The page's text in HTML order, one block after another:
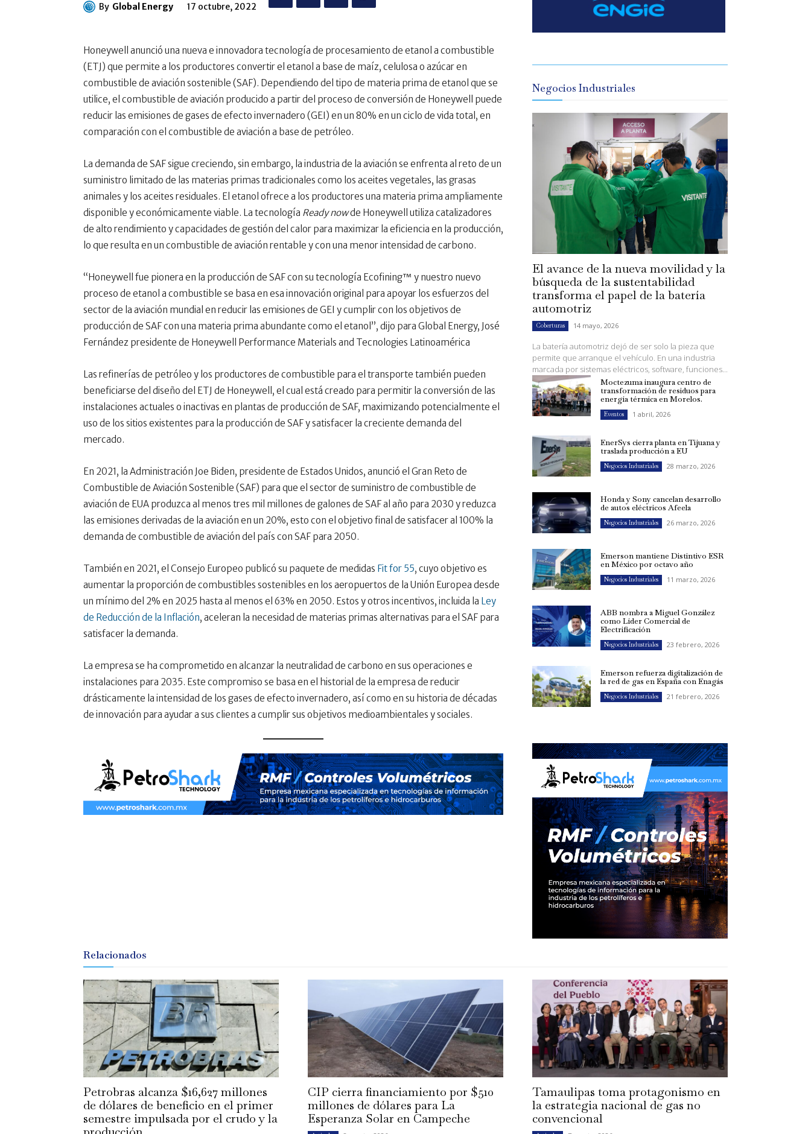
By Global Energy 17 octubre, 2022
Honeywell anunció una nueva e innovadora tecnología de procesamiento de etanol a combustible
(ETJ) que permite a los productores convertir el etanol a base de maíz, celulosa o azúcar en
combustible de aviación sostenible (SAF). Dependiendo del tipo de materia prima de etanol que se
utilice, el combustible de aviación producido a partir del proceso de conversión de Honeywell puede
reducir las emisiones de gases de efecto invernadero (GEI) en un 80% en un ciclo de vida total, en
comparación con el combustible de aviación a base de petróleo.
La demanda de SAF sigue creciendo, sin embargo, la industria de la aviación se enfrenta al reto de un
suministro limitado de las materias primas tradicionales como los aceites vegetales, las grasas
animales y los aceites residuales. El etanol ofrece a los productores una materia prima ampliamente
disponible y económicamente viable. La tecnología Ready nowde Honeywell utiliza catalizadores
de alto rendimiento y capacidades de gestión del calor para maximizar la eficiencia en la producción,
lo que resulta en un combustible de aviación rentable y con una menor intensidad de carbono.
“Honeywell fue pionera en la producción de SAF con su tecnología Ecofining™ y nuestro nuevo
proceso de etanol a combustible se basa en esa innovación original para apoyar los esfuerzos del
sector de la aviación mundial en reducir las emisiones de GEI y cumplir con los objetivos de
producción de SAF con una materia prima abundante como el etanol”, dijo para Global Energy, José
Fernández presidente de Honeywell Performance Materials and Tecnologies Latinoamérica
Las refinerías de petróleo y los productores de combustible para el transporte también pueden
beneficiarse del diseño del ETJ de Honeywell, el cual está creado para permitir la conversión de las
instalaciones actuales o inactivas en plantas de producción de SAF, maximizando potencialmente el
uso de los sitios existentes para la producción de SAF y satisfacer la creciente demanda del
mercado.
En 2021, la Administración Joe Biden, presidente de Estados Unidos, anunció el Gran Reto de
Combustible de Aviación Sostenible (SAF) para que el sector de suministro de combustible de
aviación de EUA produzca al menos tres mil millones de galones de SAF al año para 2030 y reduzca
las emisiones derivadas de la aviación en un 20%, esto con el objetivo final de satisfacer al 100% la
demanda de combustible de aviación del país con SAF para 2050.
También en 2021, el Consejo Europeo publicó su paquete de medidas Fit for 55, cuyo objetivo es
aumentar la proporción de combustibles sostenibles en los aeropuertos de la Unión Europea desde
un mínimo del 2% en 2025 hasta al menos el 63% en 2050. Estos y otros incentivos, incluida la Ley
de Reducción de la Inflación, aceleran la necesidad de materias primas alternativas para el SAF para
satisfacer la demanda.
La empresa se ha comprometido en alcanzar la neutralidad de carbono en sus operaciones e
instalaciones para 2035. Este compromiso se basa en el historial de la empresa de reducir
drásticamente la intensidad de los gases de efecto invernadero, así como en su historia de décadas
de innovación para ayudar a sus clientes a cumplir sus objetivos medioambientales y sociales.
Negocios Industriales
El avance de la nueva movilidad y la
búsqueda de la sustentabilidad
transforma el papel de la batería
automotriz
Coberturas 14 mayo, 2026
La batería automotriz dejó de ser solo la pieza que
permite que arranque el vehículo. En una industria
marcada por sistemas eléctricos, software, funciones...
Moctezuma inaugura centro de
transformación de residuos para
energía térmica en Morelos.
Eventos 1 abril, 2026
EnerSys cierra planta en Tijuana y
traslada producción a EU
Negocios Industriales 28 marzo, 2026
Honda y Sony cancelan desarrollo
de autos eléctricos Afeela
Negocios Industriales 26 marzo, 2026
Emerson mantiene Distintivo ESR
en México por octavo año
Negocios Industriales 11 marzo, 2026
ABB nombra a Miguel González
como Líder Comercial de
Electrificación
Negocios Industriales 23 febrero, 2026
Emerson refuerza digitalización de
la red de gas en España con Enagás
Negocios Industriales 21 febrero, 2026
Relacionados
Petrobras alcanza $16,627 millones
de dólares de beneficio en el primer
semestre impulsada por el crudo y la
CIP cierra financiamiento por $510
millones de dólares para La
Esperanza Solar en Campeche
Tamaulipas toma protagonismo en
la estrategia nacional de gas no
convencional